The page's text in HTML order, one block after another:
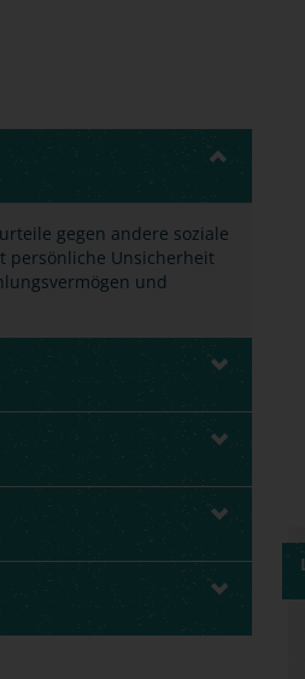
gegen andere soziale
persönliche Unsicherheit
und